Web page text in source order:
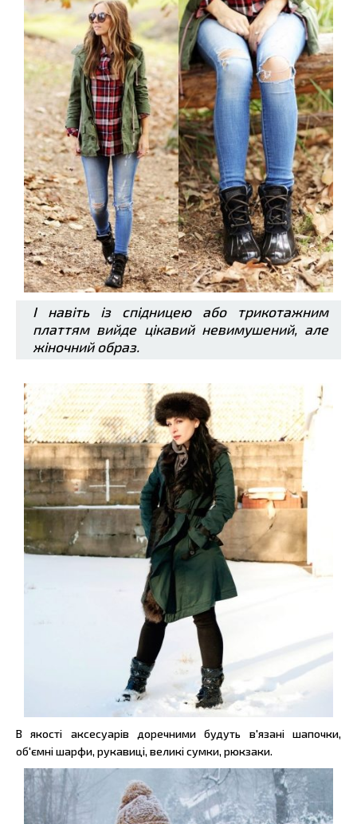
І навіть із спідницею або трикотажним
платтям вийде цікавий невимушений, але
жіночний образ.
В якості аксесуарів доречними будуть в'язані шапочки,
об'ємні шарфи, рукавиці, великі сумки, рюкзаки.